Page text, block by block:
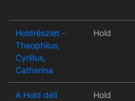
Holdrészlet -
Theophilus,
Cyrillus,
Catharina
Hold
A Hold déli
Hold